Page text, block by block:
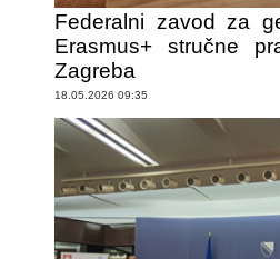
Federalni zavod za
Erasmus+ stručne
Zagreba
18.05.2026 09:35